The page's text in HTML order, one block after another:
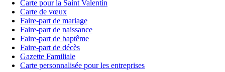
Carte pour la Saint Valentin
Carte de vœux
Faire-part de mariage
Faire-part de naissance
Faire-part de baptême
Faire-part de décès
Gazette Familiale
Carte personnalisée pour les entreprises